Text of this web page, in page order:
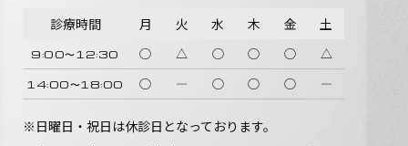
診療時間 月 火 水 木 金 土
9:00〜12:30 ◯ △ ◯ ◯ ◯ △
14:00〜18:00 ◯ ― ◯ ◯ ◯ ―
※日曜日・祝日は休診日となっております。